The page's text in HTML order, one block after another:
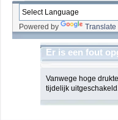
Powered by Translate
Er is een fout
Vanwege hoge
tijdelijk